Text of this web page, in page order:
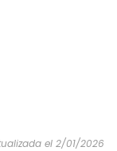
el 2/01/2026